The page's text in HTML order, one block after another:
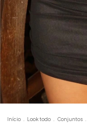
Início . Look todo . Conjuntos .